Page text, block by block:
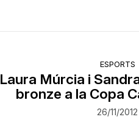
ESPORTS
Laura Múrcia i
bronze a la Copa
26/11/2012